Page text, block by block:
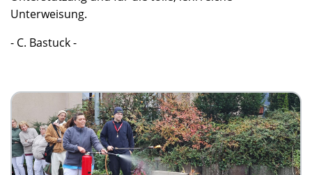
Unterweisung.
- C. Bastuck -